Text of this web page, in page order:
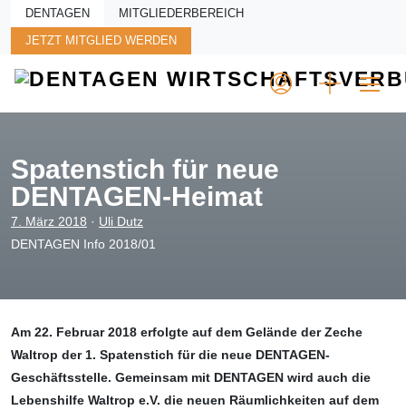
Skip to main content
DENTAGEN MITGLIEDERBEREICH
JETZT MITGLIED WERDEN
Spatenstich für neue
DENTAGEN-Heimat
7. März 2018 · Uli Dutz
DENTAGEN Info 2018/01
Am 22. Februar 2018 erfolgte auf dem Gelände der Zeche
Waltrop der 1. Spaten­stich für die neue DENTAGEN-
Geschäfts­stelle. Gemeinsam mit DENTAGEN wird auch die
Lebenshilfe Waltrop e.V. die neuen Räumlichkeiten auf dem